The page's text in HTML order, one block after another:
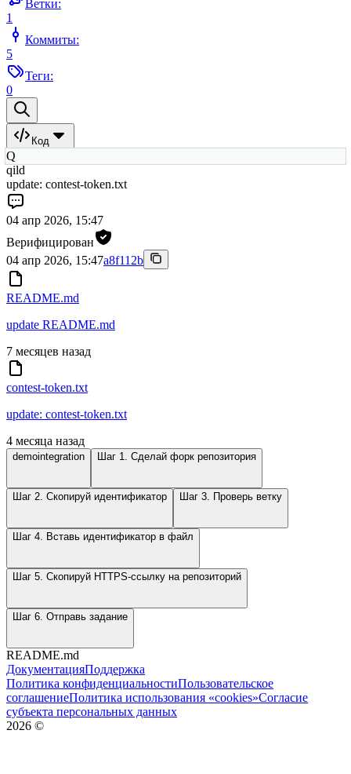
Ветки:
1
Коммиты:
5
Теги:
0
Код
Q
qild
update: contest-token.txt
04 апр 2026, 15:47
Верифицирован
04 апр 2026, 15:47a8f112b
README.md
update README.md
7 месяцев назад
contest-token.txt
update: contest-token.txt
4 месяца назад
demointegration Шаг 1. Сделай форк репозитория
Шаг 2. Скопируй идентификатор Шаг 3. Проверь ветку
Шаг 4. Вставь идентификатор в файл
Шаг 5. Скопируй HTTPS-ссылку на репозиторий
Шаг 6. Отправь задание
README.md
ДокументацияПоддержка
Политика конфиденциальностиПользовательское
соглашениеПолитика использования «cookies»Согласие
субъекта персональных данных
2026 ©